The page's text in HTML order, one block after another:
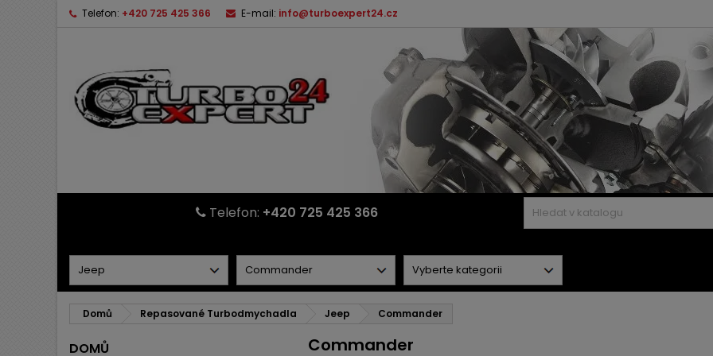
Telefon: +420 725 425 366 E-mail: info@turboexpert24.cz
Telefon: +420 725 425 366
Domů Repasované Turbodmychadla Jeep Commander
DOMŮ Commander